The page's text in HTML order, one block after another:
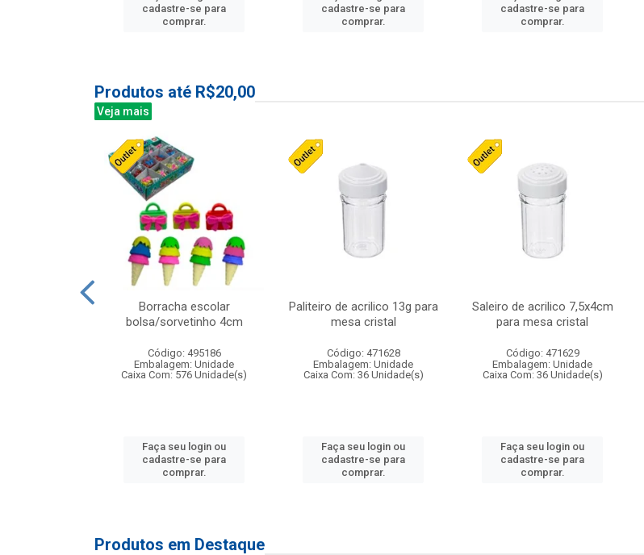
cadastre-se para
comprar.
cadastre-se para
comprar.
cadastre-se para
comprar.
Produtos até R$20,00
Veja mais
Borracha escolar
bolsa/sorvetinho 4cm
Código: 495186
Embalagem: Unidade
Caixa Com: 576 Unidade(s)
Faça seu login ou
cadastre-se para
comprar.
Paliteiro de acrilico 13g para
mesa cristal
Código: 471628
Embalagem: Unidade
Caixa Com: 36 Unidade(s)
Faça seu login ou
cadastre-se para
comprar.
Saleiro de acrilico 7,5x4cm
para mesa cristal
Código: 471629
Embalagem: Unidade
Caixa Com: 36 Unidade(s)
Faça seu login ou
cadastre-se para
comprar.
Produtos em Destaque